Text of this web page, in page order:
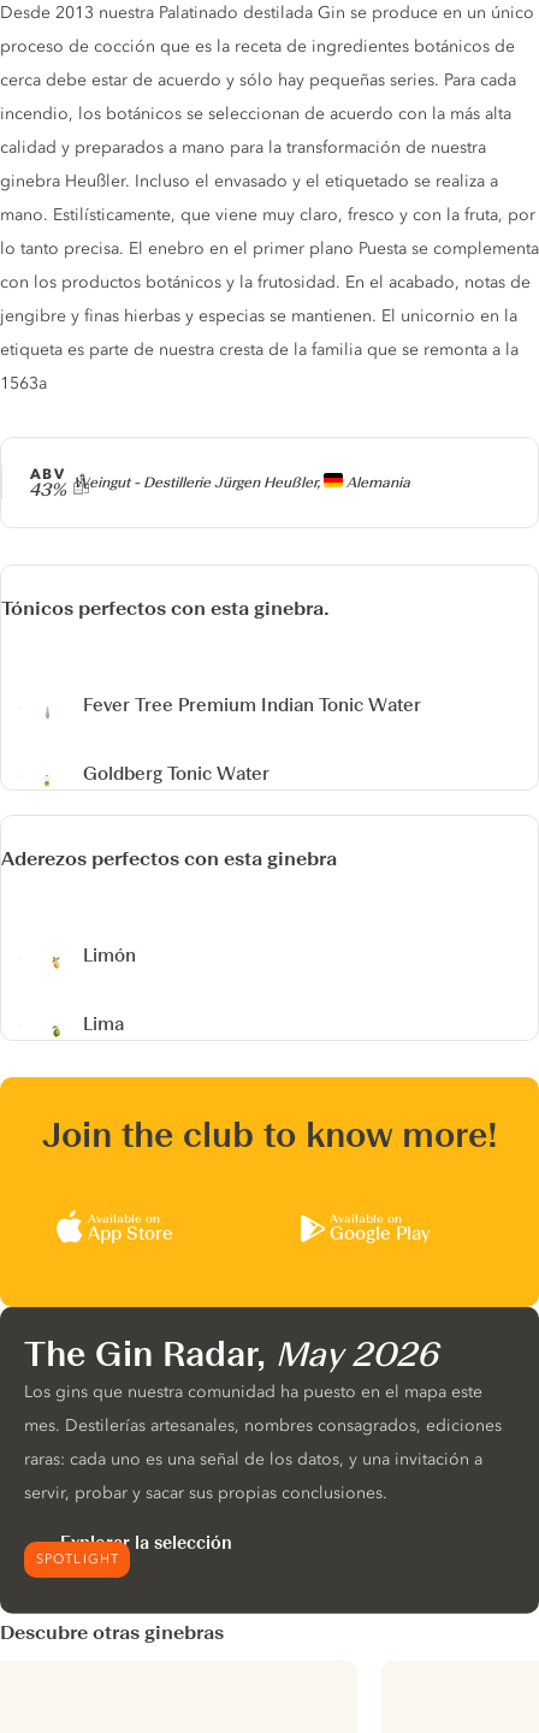
Producer
Weingut - Destillerie Jürgen Heußler, Alemania
ABV
43%
Gin description
Desde 2013 nuestra Palatinado destilada Gin se produce en un único
proceso de cocción que es la receta de ingredientes botánicos de
cerca debe estar de acuerdo y sólo hay pequeñas series. Para cada
incendio, los botánicos se seleccionan de acuerdo con la más alta
calidad y preparados a mano para la transformación de nuestra
ginebra Heußler. Incluso el envasado y el etiquetado se realiza a
mano. Estilísticamente, que viene muy claro, fresco y con la fruta, por
lo tanto precisa. El enebro en el primer plano Puesta se complementa
con los productos botánicos y la frutosidad. En el acabado, notas de
jengibre y finas hierbas y especias se mantienen. El unicornio en la
etiqueta es parte de nuestra cresta de la familia que se remonta a la
1563a
Tónicos perfectos con esta ginebra.
Fever Tree Premium Indian Tonic Water
Goldberg Tonic Water
Aderezos perfectos con esta ginebra
Limón
Lima
Join the club to know more!
Available on
App Store
Available on
Google Play
SPOTLIGHT
The Gin Radar, May 2026
Los gins que nuestra comunidad ha puesto en el mapa este
mes. Destilerías artesanales, nombres consagrados, ediciones
raras: cada uno es una señal de los datos, y una invitación a
servir, probar y sacar sus propias conclusiones.
Explorar la selección
Descubre otras ginebras